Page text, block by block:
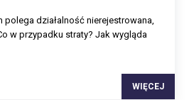
działalność nierejestrowana,
w przypadku straty? Jak wygląda
WIĘCEJ